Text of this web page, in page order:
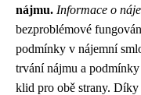
nájmu. Informace o
bezproblémové
podmínky v nájemní
trvání nájmu a
klid pro obě strany. Díky